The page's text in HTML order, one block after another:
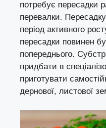
потребує пересадки
перевалки.
період активного
пересадки повинен
попереднього.
придбати в
приготувати
дернової, листової